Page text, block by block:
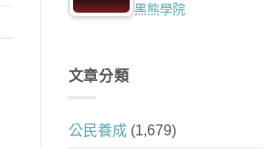
黑熊學院
文章分類
公民養成(1,679)